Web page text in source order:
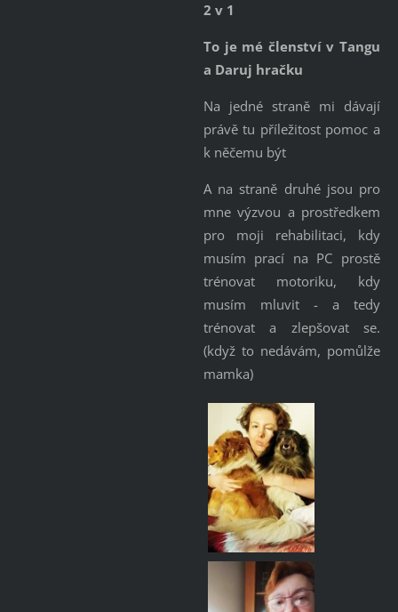
2 v 1
To je mé členství v Tangu
a Daruj hračku
Na jedné straně mi dávají
právě tu příležitost pomoc a
k něčemu být
A na straně druhé jsou pro
mne výzvou a prostředkem
pro moji rehabilitaci, kdy
musím prací na PC prostě
trénovat motoriku, kdy
musím mluvit - a tedy
trénovat a zlepšovat se.
(když to nedávám, pomůlže
mamka)